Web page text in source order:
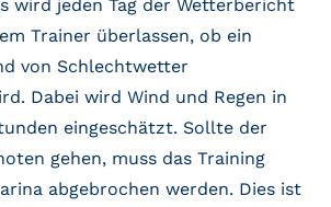
wird jeden Tag der Wetterbericht
Trainer überlassen, ob ein
von Schlechtwetter
Dabei wird Wind und Regen in
eingeschätzt. Sollte der
gehen, muss das Training
abgebrochen werden. Dies ist